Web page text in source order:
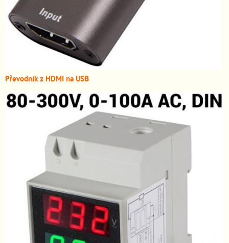
Převodník z HDMI na USB